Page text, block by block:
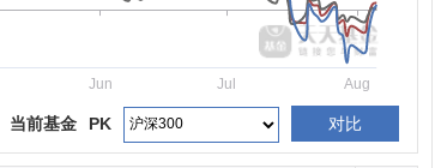
Jun Jul Aug
对比
PK
当前基金